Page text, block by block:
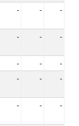
- - -
- - -
- -
-
- - -
- - -